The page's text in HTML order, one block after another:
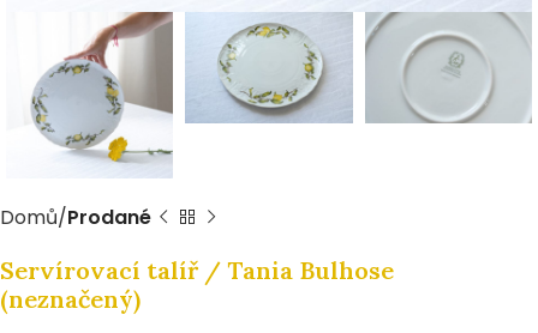
Domů Prodané
Servírovací talíř / Tania Bulhose
(neznačený)